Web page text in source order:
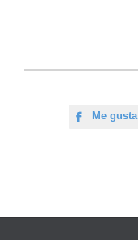
 Me gusta